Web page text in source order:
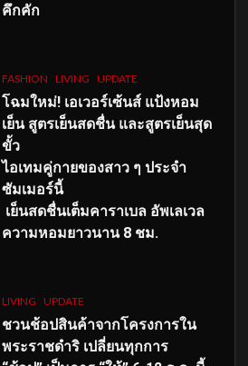
คึกคัก
FASHION LIVING UPDATE
โฉมใหม่! เอเวอร์เซ้นส์ แป้งหอม
เย็น สูตรเย็นสดชื่น และสูตรเย็นสุด
ขั้ว
ไอเทมคู่กายของสาว ๆ ประจำ
ซัมเมอร์นี้
เย็นสดชื่นเต็มคาราเบล อัพเลเวล
ความหอมยาวนาน 8 ชม.
LIVING UPDATE
ชวนช้อปสินค้าจากโครงการใน
พระราชดำริ เปลี่ยนทุกการ